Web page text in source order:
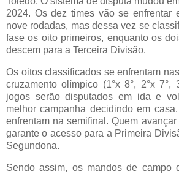
2024. Os dez times vão se enfrentar
nove rodadas, mas dessa vez se
fase os oito primeiros, enquanto os
descem para a Terceira Divisão.
Os oitos classificados se enfrentam
cruzamento olímpico (1°x 8°, 2°x 7°,
jogos serão disputados em ida e
melhor campanha decidindo em
enfrentam na semifinal. Quem
garante o acesso para a Primeira
Segundona.
Sendo assim, os mandos de campo